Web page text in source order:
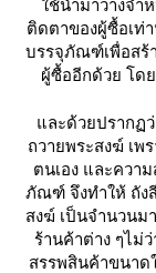
ช้นำมาวางจำห
ติดตาของผู้ซื้อเท่
บรรจุภัณฑ์เพื่อสร้
ผู้ซื้ออีกด้วย โดย
ละด้วยปรากฏว่
ถวายพระสงฆ์ เ
ตนเอง และควา
ภัณฑ์ จึงทำให้ ถัง
สงฆ์ เป็นจำนวนม
ร้านค้าต่าง ๆไม่
สรรพสินค้าขนาด